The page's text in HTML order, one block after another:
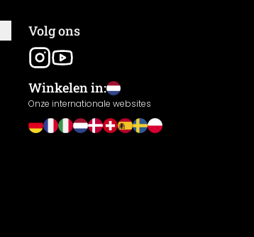
Volg ons
Winkelen in:
Onze internationale websites